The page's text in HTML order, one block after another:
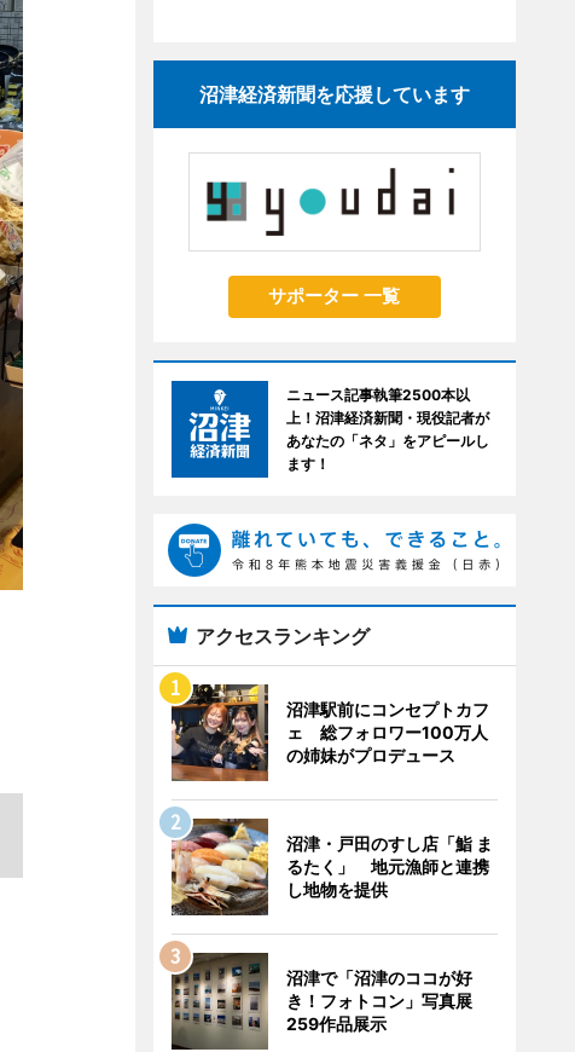
沼津経済新聞を応援しています
サポーター 一覧
ニュース記事執筆2500本以
上！沼津経済新聞・現役記者が
あなたの「ネタ」をアピールし
ます！
アクセスランキング
沼津駅前にコンセプトカフ
ェ 総フォロワー100万人
の姉妹がプロデュース
沼津・戸田のすし店「鮨 ま
るたく」 地元漁師と連携
し地物を提供
沼津で「沼津のココが好
き！フォトコン」写真展
259作品展示